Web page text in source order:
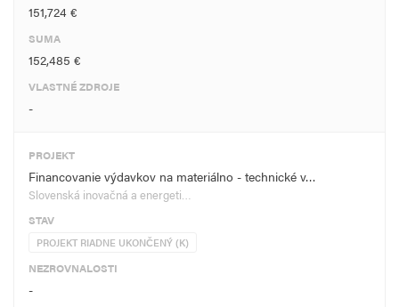
151,724 €
SUMA
152,485 €
VLASTNÉ ZDROJE
-
PROJEKT
Financovanie výdavkov na materiálno - technické v…
Slovenská inovačná a energeti…
STAV
PROJEKT RIADNE UKONČENÝ (K)
NEZROVNALOSTI
-